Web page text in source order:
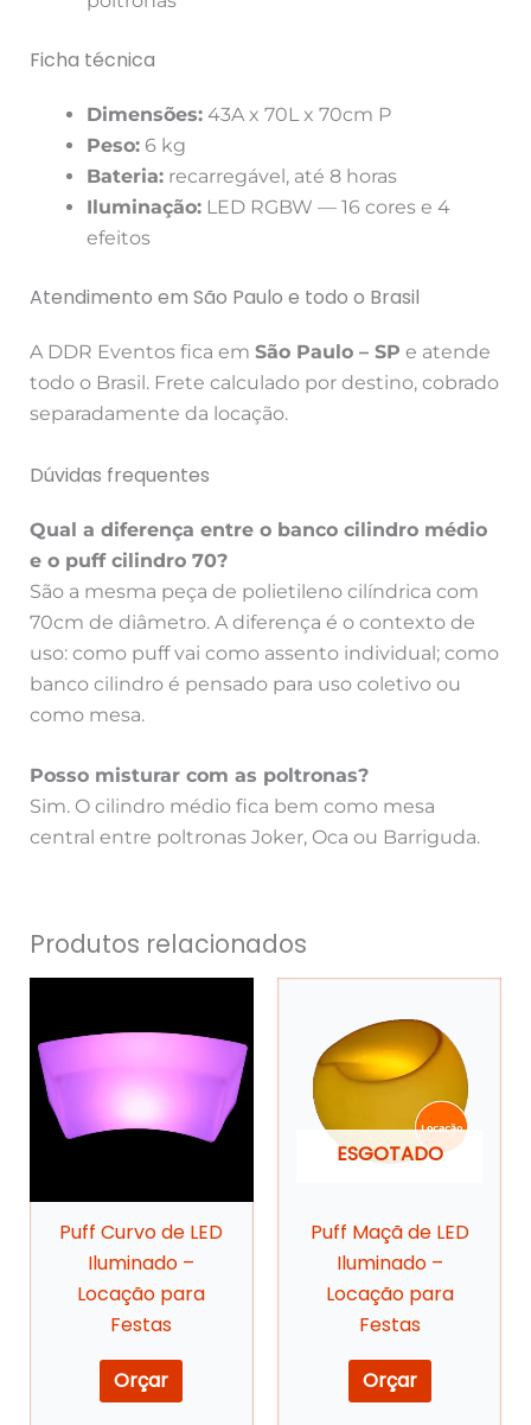
Ficha técnica
Dimensões:43A x 70L x 70cm P
Peso:6 kg
Bateria:recarregável, até 8 horas
Iluminação:LED RGBW — 16 cores e 4
efeitos
Atendimento em São Paulo e todo o Brasil
A DDR Eventos fica em São Paulo – SP e atende
todo o Brasil. Frete calculado por destino, cobrado
separadamente da locação.
Dúvidas frequentes
Qual a diferença entre o banco cilindro médio
e o puff cilindro 70?
São a mesma peça de polietileno cilíndrica com
70cm de diâmetro. A diferença é o contexto de
uso: como puff vai como assento individual; como
banco cilindro é pensado para uso coletivo ou
como mesa.
Posso misturar com as poltronas?
Sim. O cilindro médio fica bem como mesa
central entre poltronas Joker, Oca ou Barriguda.
Produtos relacionados
Puff Curvo de LED
Iluminado –
Locação para
Festas
Orçar
ESGOTADO
Puff Maçã de LED
Iluminado –
Locação para
Festas
Orçar